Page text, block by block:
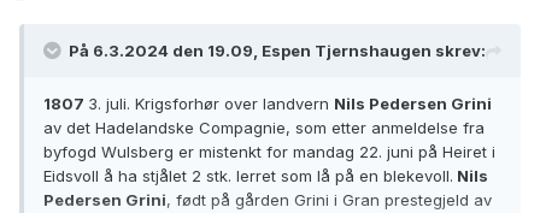
På 6.3.2024 den 19.09, Espen Tjernshaugen skrev:
1807 3. juli. Krigsforhør over landvern Nils Pedersen Grini
av det Hadelandske Compagnie, som etter anmeldelse fra
byfogd Wulsberg er mistenkt for mandag 22. juni på Heiret i
Eidsvoll å ha stjålet 2 stk. lerret som lå på en blekevoll. Nils
Pedersen Grini, født på gården Grini i Gran prestegjeld av